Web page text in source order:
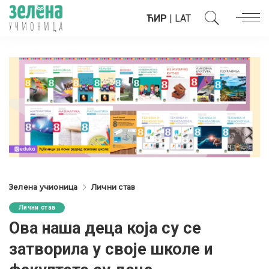
ЋИР | LAT
Зелена учионица Лични став
Лични став
Ова наша деца која су се
затворила у своје школе и